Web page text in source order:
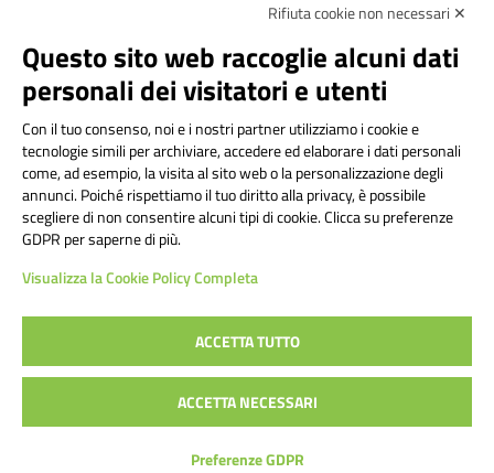
Albo onlinePrivacy Policy
Dichiarazione di accessibilità
Note Legali
Istituto Comprensivo Bricherasio
Via Cesare Bollea n. 3 - 10064 Bricherasio (TO) | P.E.O.:
toic84200d@istruzione.it | P.E.C.:
toic84200d@pec.istruzione.it
Codice Fiscale: 94544620019 | Cod. Meccanografico:
TOIC84200D | Codice IPA: istsc_toic84200d | Codice
Univoco: UFYI9M
Sito web realizzato da AVVALE SPA|Concept & Design by
Designers Italia
Rifiuta cookie non necessari ✕
Questo sito web raccoglie alcuni dati
personali dei visitatori e utenti
Con il tuo consenso, noi e i nostri partner utilizziamo i cookie e
tecnologie simili per archiviare, accedere ed elaborare i dati personali
come, ad esempio, la visita al sito web o la personalizzazione degli
annunci. Poiché rispettiamo il tuo diritto alla privacy, è possibile
scegliere di non consentire alcuni tipi di cookie. Clicca su preferenze
GDPR per saperne di più.
Visualizza la Cookie Policy Completa
ACCETTA TUTTO
ACCETTA NECESSARI
Preferenze GDPR